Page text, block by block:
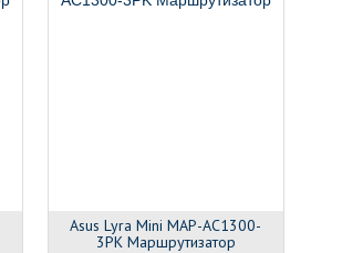
Asus Lyra Mini MAP-AC1300-
3PK Маршрутизатор